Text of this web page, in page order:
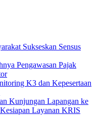
Sukseskan Sensus
Pengawasan Pajak
K3 dan Kepesertaan
Kunjungan Lapangan ke
Layanan KRIS